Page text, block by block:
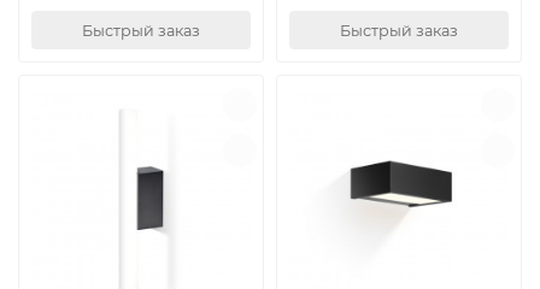
Быстрый заказ Быстрый заказ